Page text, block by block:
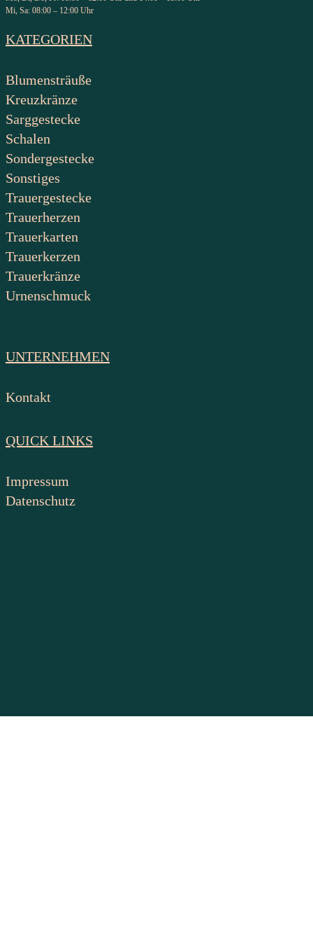
Mi, Sa: 08:00 – 12:00 Uhr
KATEGORIEN
Blumensträuße
Kreuzkränze
Sarggestecke
Schalen
Sondergestecke
Sonstiges
Trauergestecke
Trauerherzen
Trauerkarten
Trauerkerzen
Trauerkränze
Urnenschmuck
UNTERNEHMEN
Kontakt
QUICK LINKS
Impressum
Datenschutz